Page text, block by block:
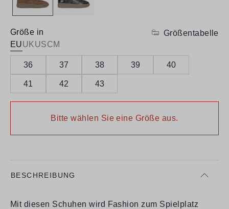
Größe in
EUUKUSCM
Größentabelle
36 37 38 39 40
41 42 43
Bitte wählen Sie eine Größe aus.
BESCHREIBUNG
Mit diesen Schuhen wird Fashion zum Spielplatz